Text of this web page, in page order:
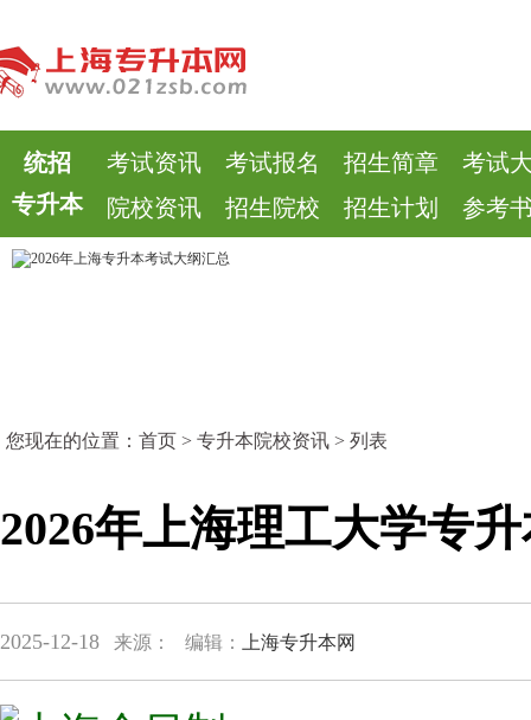
统招
专升本
考试资讯 考试报名 招生简章
考试
院校资讯
招生院校 招生计划 参考
您现在的位置： 首页 > 专升本院校资讯 > 列表
2026年上海理工大学专
2025-12-18 来源： 编辑： 上海专升本网